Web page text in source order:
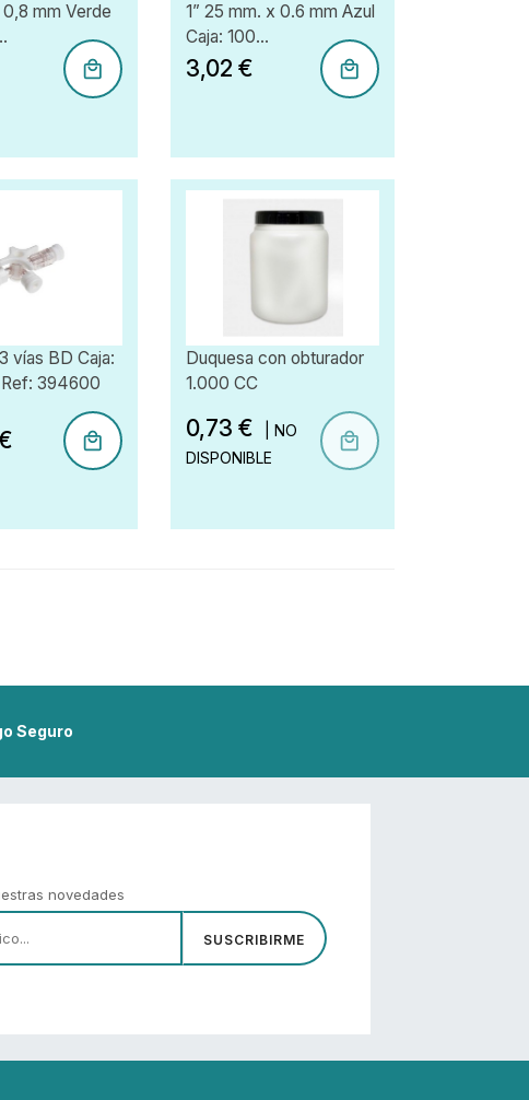
mm Verde
1” 25 mm. x 0.6 mm Azul
Caja: 100...
3,02 €
vías BD Caja:
394600
Duquesa con obturador
1.000 CC
0,73 €
| NO
DISPONIBLE
Seguro
novedades
SUSCRIBIRME